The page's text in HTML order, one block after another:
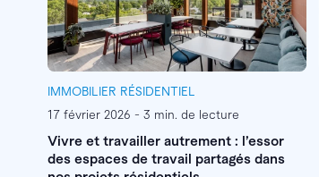
IMMOBILIER RÉSIDENTIEL
17 février 2026 - 3 min. de lecture
Vivre et travailler autrement : l’essor
des espaces de travail partagés dans